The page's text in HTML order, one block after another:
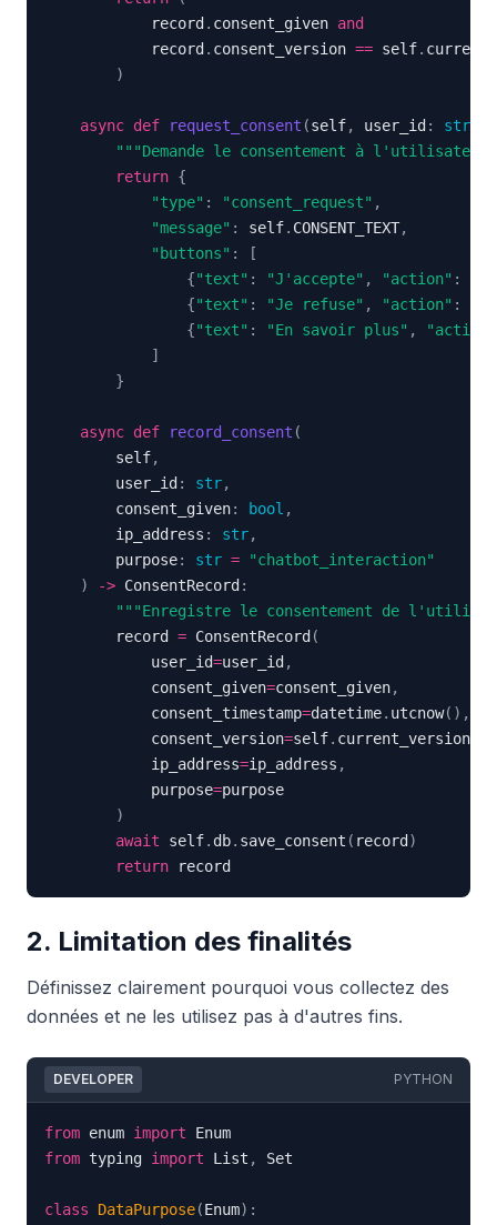
            record
. consent_given and
            record
. consent_version == self.
)
async def request_consent (self, user_id : str
"""Demande le consentement à
return {
"type" : "consent_request" ,
"message" : self. CONSENT_TEXT,
"buttons" :
[
{"text" : "J'accepte" , "action" :
{"text" : "Je refuse" , "action" :
{"text" : "En savoir plus" ,
"action"
]
}
async def record_consent (
        self
,
        user_id
: str,
        consent_given
: bool ,
        ip_address
: str,
        purpose
: str =
"chatbot_interaction"
)
-> ConsentRecord :
"""Enregistre le consentement de
        record
= ConsentRecord (
            user_id
=user_id ,
            consent_given
=consent_given,
            consent_timestamp
=datetime. utcnow( ) ,
            consent_version
=self. current_version
            ip_address
=ip_address ,
            purpose
=
)
await self. db. save_consent ( record )
return record
2. Limitation des finalités
Définissez clairement pourquoi vous collectez des
données et ne les utilisez pas à d'autres fins.
DEVELOPER PYTHON
from enum import
from typing import List ,
class DataPurpose(Enum) :